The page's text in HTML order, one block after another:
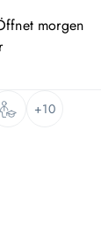
morgen
+10